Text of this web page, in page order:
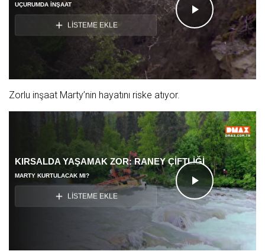
Videoyu
Oynat
UÇURUMDA İNŞAAT
LİSTEME EKLE
Zorlu inşaat Marty’nin hayatını riske atıyor.
Videoyu
Oynat
KIRSALDA YAŞAMAK ZOR: RANEY ÇİFTLİĞİ
MARTY KURTULACAK MI?
LİSTEME EKLE